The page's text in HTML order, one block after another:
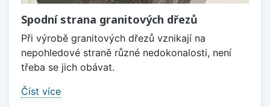
Spodní strana granitových dřezů
Při výrobě granitových dřezů vznikají na
nepohledové straně různé nedokonalosti, není
třeba se jich obávat.
Číst více